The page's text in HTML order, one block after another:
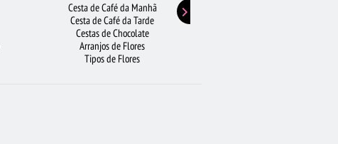
Cesta de Café da Manhã
Cesta de Café da Tarde
Cestas de Chocolate
Arranjos de Flores
Tipos de Flores